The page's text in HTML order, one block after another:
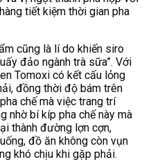
tiết kiệm thời gian pha
cũng là lí do khiến siro
đảo ngành trà sữa”. Với
Tomoxi có kết cấu lỏng
đồng thời độ bám trên
chế mà việc trang trí
nhờ bí kíp pha chế này mà
thành đường lợn cợn,
đồ ăn không còn vụn
khó chịu khi gặp phải.